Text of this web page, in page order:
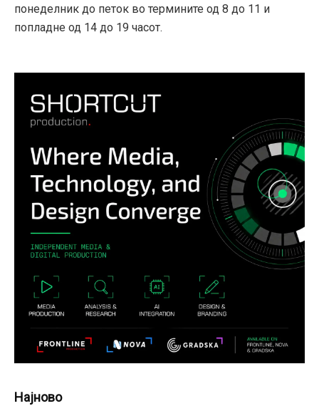
понеделник до петок во термините од 8 до 11 и
попладне од 14 до 19 часот.
Најново